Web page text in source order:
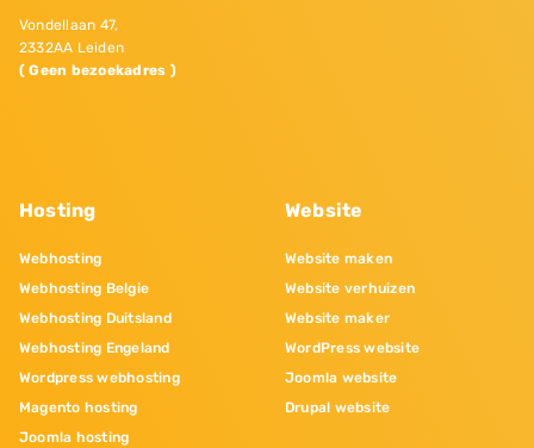
Vondellaan 47,
2332AA Leiden
( Geen bezoekadres )
Hosting
Webhosting
Webhosting Belgie
Webhosting Duitsland
Webhosting Engeland
Wordpress webhosting
Magento hosting
Joomla hosting
Website
Website maken
Website verhuizen
Website maker
WordPress website
Joomla website
Drupal website